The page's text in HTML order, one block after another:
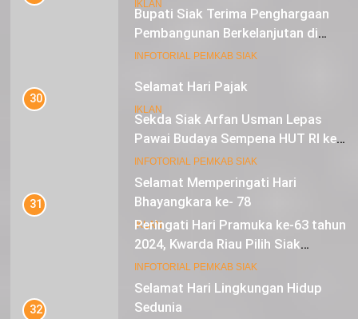
IKLAN
Selamat Hari Pajak
IKLAN
Selamat Memperingati Hari
Bhayangkara ke- 78
IKLAN
Selamat Hari Lingkungan Hidup
Sedunia
Bupati Siak Terima Penghargaan
Pembangunan Berkelanjutan di
Lestari Awards 2024
INFOTORIAL PEMKAB SIAK
30
Sekda Siak Arfan Usman Lepas
Pawai Budaya Sempena HUT RI ke-
79
INFOTORIAL PEMKAB SIAK
31
Peringati Hari Pramuka ke-63 tahun
2024, Kwarda Riau Pilih Siak
Sebagai Tuan Rumah
INFOTORIAL PEMKAB SIAK
32